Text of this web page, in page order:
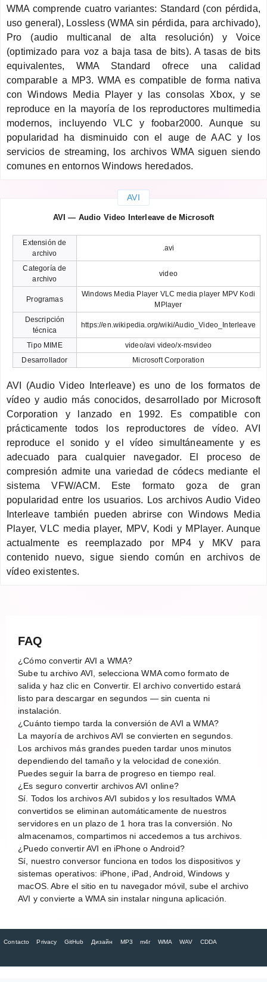
WMA comprende cuatro variantes: Standard (con pérdida,
uso general), Lossless (WMA sin pérdida, para archivado),
Pro (audio multicanal de alta resolución) y Voice
(optimizado para voz a baja tasa de bits). A tasas de bits
equivalentes, WMA Standard ofrece una calidad
comparable a MP3. WMA es compatible de forma nativa
con Windows Media Player y las consolas Xbox, y se
reproduce en la mayoría de los reproductores multimedia
modernos, incluyendo VLC y foobar2000. Aunque su
popularidad ha disminuido con el auge de AAC y los
servicios de streaming, los archivos WMA siguen siendo
comunes en entornos Windows heredados.
AVI
AVI — Audio Video Interleave de Microsoft
Extensión de
archivo
.avi
Categoría de
archivo
video
Programas
Windows Media Player VLC media player MPV Kodi
MPlayer
Descripción
técnica
https://en.wikipedia.org/wiki/Audio_Video_Interleave
Tipo MIME
video/avi video/x-msvideo
Desarrollador
Microsoft Corporation
AVI (Audio Video Interleave) es uno de los formatos de
vídeo y audio más conocidos, desarrollado por Microsoft
Corporation y lanzado en 1992. Es compatible con
prácticamente todos los reproductores de vídeo. AVI
reproduce el sonido y el vídeo simultáneamente y es
adecuado para cualquier navegador. El proceso de
compresión admite una variedad de códecs mediante el
sistema VFW/ACM. Este formato goza de gran
popularidad entre los usuarios. Los archivos Audio Video
Interleave también pueden abrirse con Windows Media
Player, VLC media player, MPV, Kodi y MPlayer. Aunque
actualmente es reemplazado por MP4 y MKV para
contenido nuevo, sigue siendo común en archivos de
vídeo existentes.
FAQ
¿Cómo convertir AVI a WMA?
Sube tu archivo AVI, selecciona WMA como formato de
salida y haz clic en Convertir. El archivo convertido estará
listo para descargar en segundos — sin cuenta ni
instalación.
¿Cuánto tiempo tarda la conversión de AVI a WMA?
La mayoría de archivos AVI se convierten en segundos.
Los archivos más grandes pueden tardar unos minutos
dependiendo del tamaño y la velocidad de conexión.
Puedes seguir la barra de progreso en tiempo real.
¿Es seguro convertir archivos AVI online?
Sí. Todos los archivos AVI subidos y los resultados WMA
convertidos se eliminan automáticamente de nuestros
servidores en un plazo de 1 hora tras la conversión. No
almacenamos, compartimos ni accedemos a tus archivos.
¿Puedo convertir AVI en iPhone o Android?
Sí, nuestro conversor funciona en todos los dispositivos y
sistemas operativos: iPhone, iPad, Android, Windows y
macOS. Abre el sitio en tu navegador móvil, sube el archivo
AVI y convierte a WMA sin instalar ninguna aplicación.
Contacto Privacy GitHub Дизайн MP3 m4r WMA WAV CDDA